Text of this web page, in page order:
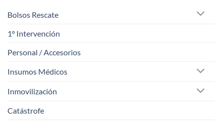
Bolsos Rescate
1º Intervención
Personal / Accesorios
Insumos Médicos
Inmovilización
Catástrofe